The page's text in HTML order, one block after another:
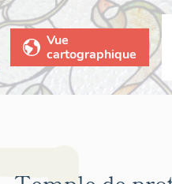
Vue
cartographique